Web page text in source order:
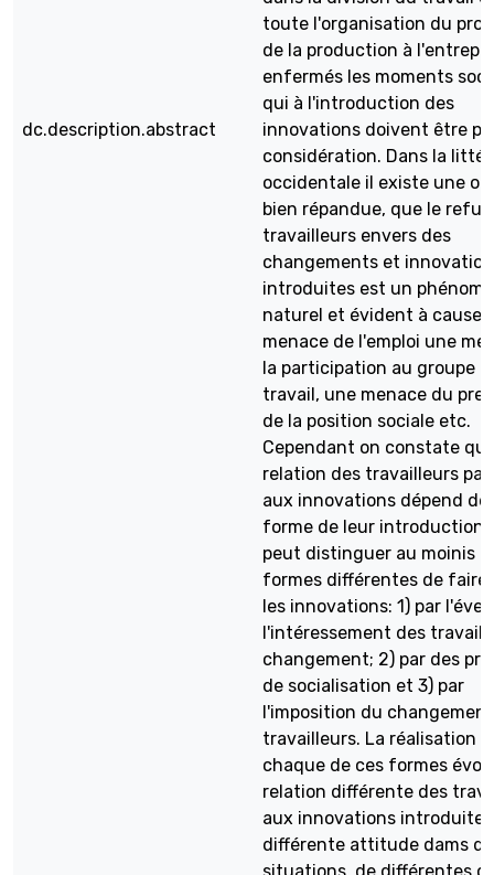
dc.description.abstract
toute l'organisation du
de la production à
enfermés les moments
qui à l'introduction des
innovations doivent être
considération. Dans la
occidentale il existe une
bien répandue, que le refus
travailleurs envers des
changements et
introduites est un
naturel et évident à cause
menace de l'emploi une
la participation au groupe
travail, une menace du
de la position sociale etc.
Cependant on constate
relation des travailleurs
aux innovations dépend de
forme de leur introduction.
peut distinguer au moinis
formes différentes de faire
les innovations: 1) par
l'intéressement des
changement; 2) par des
de socialisation et 3) par
l'imposition du
travailleurs. La réalisation
chaque de ces formes
relation différente des
aux innovations
différente attitude dams